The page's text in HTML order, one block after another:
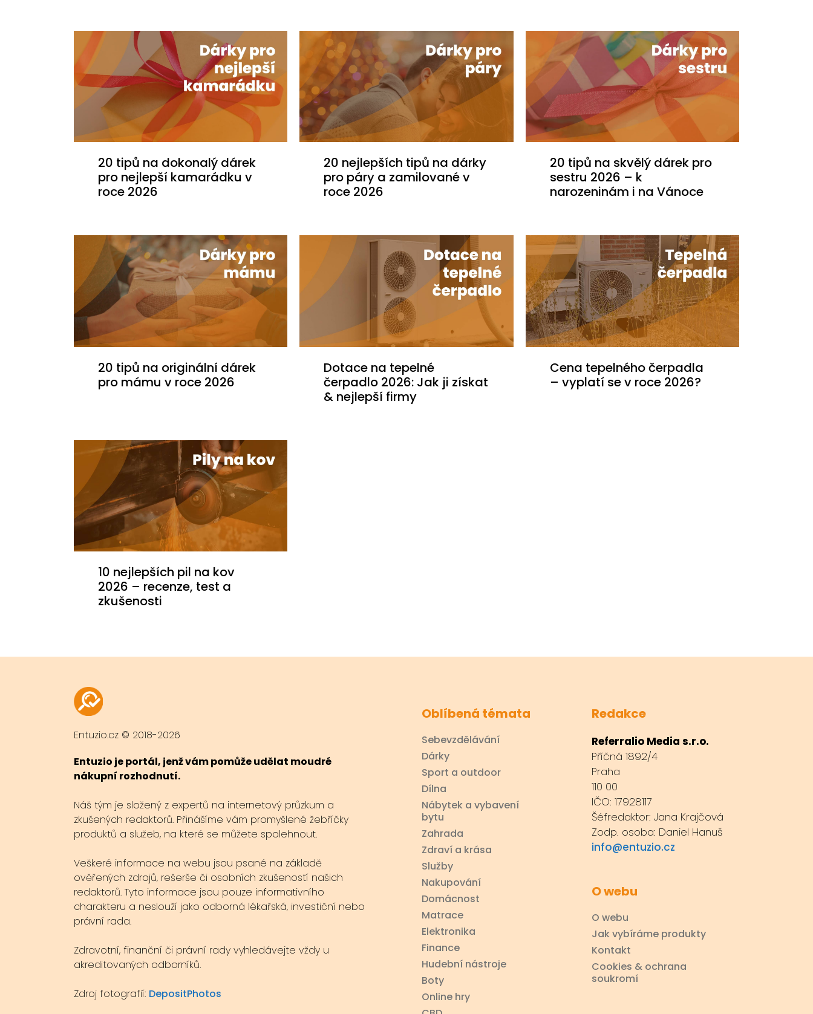
20 tipů na dokonalý dárek
pro nejlepší kamarádku v
roce 2026
20 nejlepších tipů na dárky
pro páry a zamilované v
roce 2026
20 tipů na skvělý dárek pro
sestru 2026 – k
narozeninám i na Vánoce
20 tipů na originální dárek
pro mámu v roce 2026
Dotace na tepelné
čerpadlo 2026: Jak ji získat
& nejlepší firmy
Cena tepelného čerpadla
– vyplatí se v roce 2026?
10 nejlepších pil na kov
2026 – recenze, test a
zkušenosti
Entuzio.cz © 2018-2026
Entuzio je portál, jenž vám pomůže udělat moudré
nákupní rozhodnutí.
Náš tým je složený z expertů na internetový průzkum a
zkušených redaktorů. Přinášíme vám promyšlené žebříčky
produktů a služeb, na které se můžete spolehnout.
Veškeré informace na webu jsou psané na základě
ověřených zdrojů, rešerše či osobních zkušeností našich
redaktorů. Tyto informace jsou pouze informativního
charakteru a neslouží jako odborná lékařská, investiční nebo
právní rada.
Zdravotní, finanční či právní rady vyhledávejte vždy u
akreditovaných odborníků.
Zdroj fotografií: DepositPhotos
Oblíbená témata
Sebevzdělávání
Dárky
Sport a outdoor
Dílna
Nábytek a vybavení
bytu
Zahrada
Zdraví a krása
Služby
Nakupování
Domácnost
Matrace
Elektronika
Finance
Hudební nástroje
Boty
Online hry
Redakce
Referralio Media s.r.o.
Příčná 1892/4
Praha
110 00
IČO: 17928117
Šéfredaktor: Jana Krajčová
Zodp. osoba: Daniel Hanuš
info@entuzio.cz
O webu
O webu
Jak vybíráme produkty
Kontakt
Cookies & ochrana
soukromí